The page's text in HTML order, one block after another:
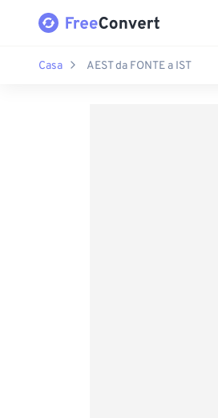
Casa AEST da FONTE a IST